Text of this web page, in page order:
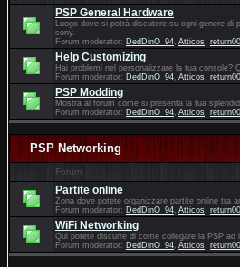
PSP General Hardware
Luogo dove si potrà discutere su ogni genere di
sony.
Forum moderator: DedDinO_94, Atticos,
Help Customizing
Hai problemi nel personalizzare la tua
Forum moderator: DedDinO_94, Atticos,
PSP Modding
Mostra al forum come si presenta la tua
Forum moderator: DedDinO_94, Atticos,
PSP Networking
Forum
Partite online
Zona dove potete organizzare partite online tra
Forum moderator: DedDinO_94, Atticos,
WiFi Networking
Qui potete discurre di come collegare la PSP
Forum moderator: DedDinO_94, Atticos,